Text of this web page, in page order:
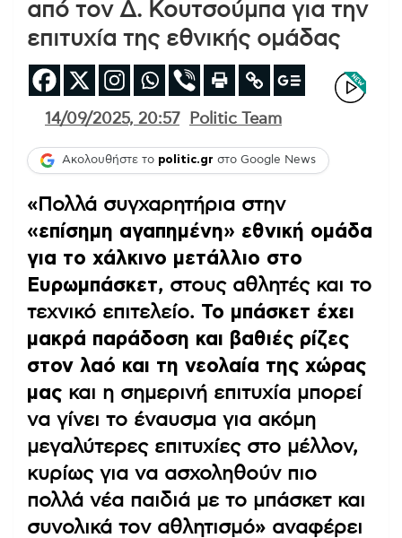
από τον Δ. Κουτσούμπα για την
επιτυχία της εθνικής ομάδας
14/09/2025, 20:57 Politic Team
Ακολουθήστε το politic.gr στο Google News
«Πολλά συγχαρητήρια στην
«επίσημη αγαπημένη» εθνική ομάδα
για το χάλκινο μετάλλιο στο
Ευρωμπάσκετ, στους αθλητές και το
τεχνικό επιτελείο. Το μπάσκετ έχει
μακρά παράδοση και βαθιές ρίζες
στον λαό και τη νεολαία της χώρας
μας και η σημερινή επιτυχία μπορεί
να γίνει το έναυσμα για ακόμη
μεγαλύτερες επιτυχίες στο μέλλον,
κυρίως για να ασχοληθούν πιο
πολλά νέα παιδιά με το μπάσκετ και
συνολικά τον αθλητισμό» αναφέρει